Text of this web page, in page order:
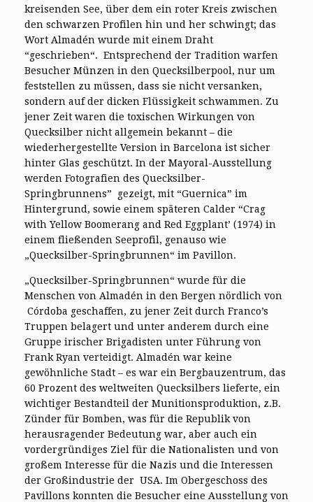
kreisenden See, über dem ein roter Kreis zwischen
den schwarzen Profilen hin und her schwingt; das
Wort Almadén wurde mit einem Draht
“geschrieben“. Entsprechend der Tradition warfen
Besucher Münzen in den Quecksilberpool, nur um
feststellen zu müssen, dass sie nicht versanken,
sondern auf der dicken Flüssigkeit schwammen. Zu
jener Zeit waren die toxischen Wirkungen von
Quecksilber nicht allgemein bekannt – die
wiederhergestellte Version in Barcelona ist sicher
hinter Glas geschützt. In der Mayoral-Ausstellung
werden Fotografien des Quecksilber-
Springbrunnens” gezeigt, mit “Guernica” im
Hintergrund, sowie einem späteren Calder “Crag
with Yellow Boomerang and Red Eggplant’ (1974) in
einem fließenden Seeprofil, genauso wie
„Quecksilber-Springbrunnen“ im Pavillon.
„Quecksilber-Springbrunnen“ wurde für die
Menschen von Almadén in den Bergen nördlich von
Córdoba geschaffen, zu jener Zeit durch Franco’s
Truppen belagert und unter anderem durch eine
Gruppe irischer Brigadisten unter Führung von
Frank Ryan verteidigt. Almadén war keine
gewöhnliche Stadt – es war ein Bergbauzentrum, das
60 Prozent des weltweiten Quecksilbers lieferte, ein
wichtiger Bestandteil der Munitionsproduktion, z.B.
Zünder für Bomben, was für die Republik von
herausragender Bedeutung war, aber auch ein
vordergründiges Ziel für die Nationalisten und von
großem Interesse für die Nazis und die Interessen
der Großindustrie der USA. Im Obergeschoss des
Pavillons konnten die Besucher eine Ausstellung von